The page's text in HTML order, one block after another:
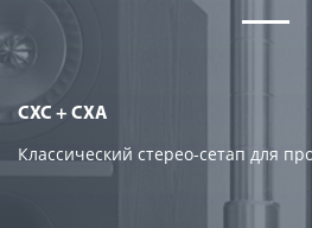
CXC + CXA
Классический стерео-сетап для